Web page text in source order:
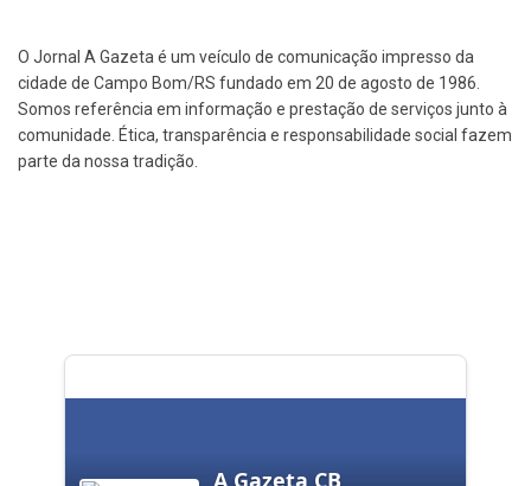
O Jornal A Gazeta é um veículo de comunicação impresso da
cidade de Campo Bom/RS fundado em 20 de agosto de 1986.
Somos referência em informação e prestação de serviços junto à
comunidade. Ética, transparência e responsabilidade social fazem
parte da nossa tradição.